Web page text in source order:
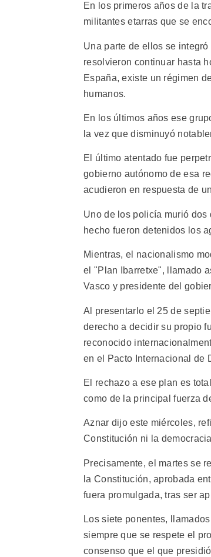
En los primeros años de la
militantes etarras que se
Una parte de ellos se
resolvieron continuar hasta
España, existe un régimen
humanos.
En los últimos años ese
la vez que disminuyó
El último atentado fue
gobierno autónomo de esa
acudieron en respuesta de
Uno de los policía murió
hecho fueron detenidos los
Mientras, el nacionalismo
el "Plan Ibarretxe", llamado
Vasco y presidente del
Al presentarlo el 25 de
derecho a decidir su propio
reconocido
en el Pacto Internacional de
El rechazo a ese plan es
como de la principal fuerza
Aznar dijo este miércoles,
Constitución ni la
Precisamente, el martes se
la Constitución, aprobada
fuera promulgada, tras ser
Los siete ponentes,
siempre que se respete el
consenso que el que